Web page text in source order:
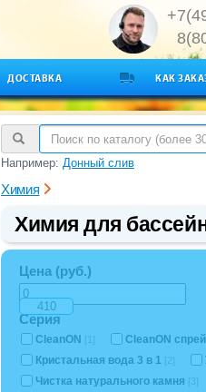
ДОСТАВКА КАК
Например: Донный слив
Химия
Химия для
Цена (руб.)
Серия
CleanON CleanON спрей
Кристальная вода 3 в 1 [2]
Чистка натурального камня [3]